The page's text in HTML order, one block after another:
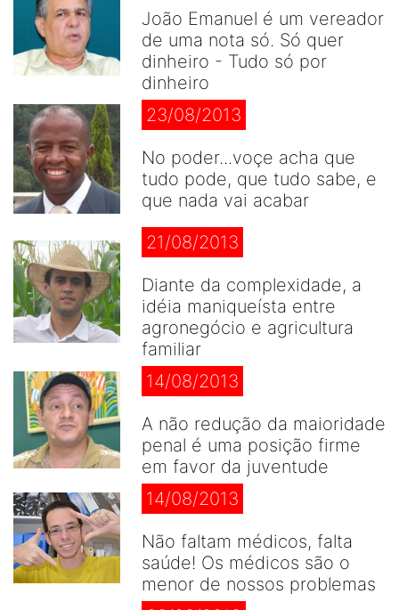
João Emanuel é um vereador
de uma nota só. Só quer
dinheiro - Tudo só por
dinheiro
23/08/2013
No poder...voçe acha que
tudo pode, que tudo sabe, e
que nada vai acabar
21/08/2013
Diante da complexidade, a
idéia maniqueísta entre
agronegócio e agricultura
familiar
14/08/2013
A não redução da maioridade
penal é uma posição firme
em favor da juventude
14/08/2013
Não faltam médicos, falta
saúde! Os médicos são o
menor de nossos problemas